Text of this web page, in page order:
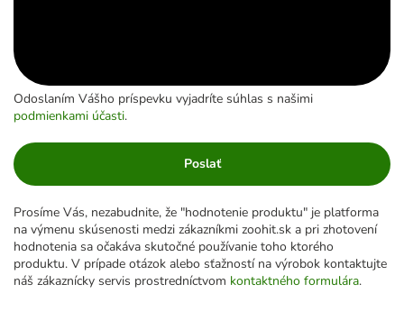
Odoslaním Vášho príspevku vyjadríte súhlas s našimi
podmienkami účasti.
Poslať
Prosíme Vás, nezabudnite, že "hodnotenie produktu" je platforma
na výmenu skúsenosti medzi zákazníkmi zoohit.sk a pri zhotovení
hodnotenia sa očakáva skutočné používanie toho ktorého
produktu. V prípade otázok alebo sťažností na výrobok kontaktujte
náš zákaznícky servis prostredníctvom kontaktného formulára.